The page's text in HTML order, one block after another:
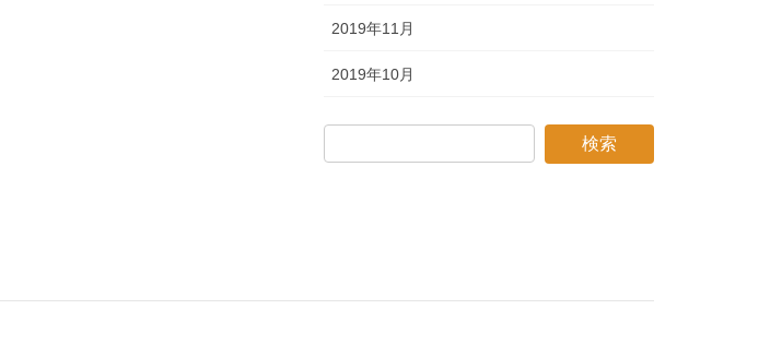
2019年11月
2019年10月